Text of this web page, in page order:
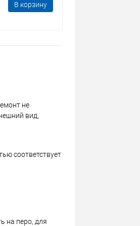
В корзину
не
вид,
соответствует
на перо, для